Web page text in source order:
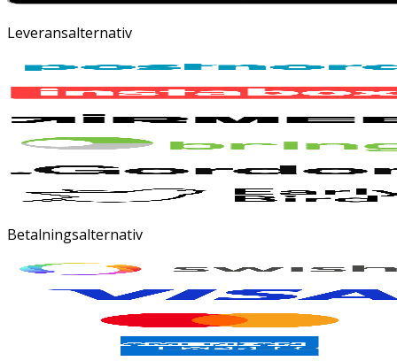
Leveransalternativ
Betalningsalternativ